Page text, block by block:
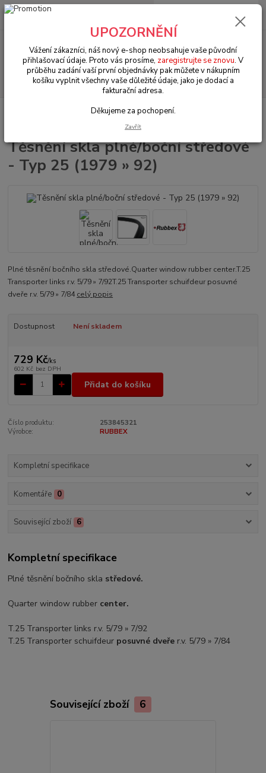
Menu
Hledat
+420 602 330 329
0 Kč
VW Transporter T.25 (1979 » 92)
Okna & těsnění (Windows &
Těsnění skla plné/boční středové
- Typ 25 (1979 » 92)
Plné těsnění bočního skla středové.Quarter window rubber center.T.25
Transporter links r.v. 5/79 » 7/92T.25 Transporter schuifdeur posuvné
dveře r.v. 5/79 » 7/84 celý popis
Dostupnost Není skladem
729 Kč/ks
602 Kč bez DPH
Přidat do košíku
Číslo produktu:
253845321
Výrobce:
RUBBEX
Kompletní specifikace
Komentáře 0
Související zboží 6
Kompletní specifikace
Plné těsnění bočního skla středové.
Quarter window rubber center.
T.25 Transporter links r.v. 5/79 » 7/92
T.25 Transporter schuifdeur posuvné dveře r.v. 5/79 » 7/84
Související zboží 6
UPOZORNĚNÍ
Vážení zákazníci, náš nový e-shop neobsahuje vaše původní
přihlašovací údaje. Proto vás prosíme, zaregistrujte se znovu. V
průběhu zadání vaší první objednávky pak můžete v nákupním
košíku vyplnit všechny vaše důležité údaje, jako je dodací a
fakturační adresa.
Děkujeme za pochopení.
Zavřít